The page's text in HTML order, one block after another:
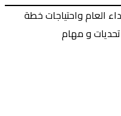
العام واحتياجات خطة
تحديات و مهام